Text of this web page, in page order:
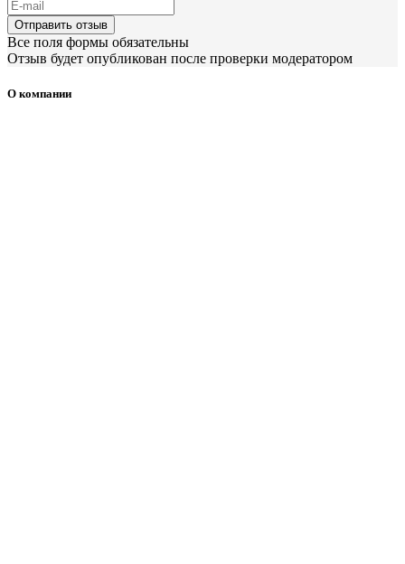
Отправить отзыв
Все поля формы обязательны
Отзыв будет опубликован после проверки модератором
О компании